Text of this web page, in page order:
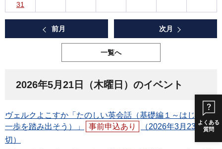
よくある
質問
31
前月 次月
一覧へ
2026年5月21日（木曜日）のイベント
ヴェルクよこすか「たのしい英会話（基礎編１～はじめの
一歩を踏み出そう）」
事前申込あり
（2026年3月23日締
切）